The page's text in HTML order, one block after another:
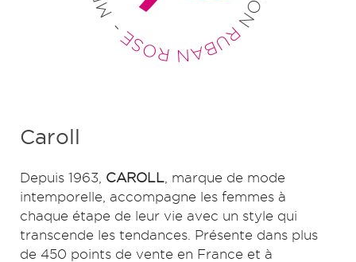
Caroll
Depuis 1963, CAROLL , marque de mode
intemporelle, accompagne les femmes à
chaque étape de leur vie avec un style qui
transcende les tendances. Présente dans plus
de 450 points de vente en France et à